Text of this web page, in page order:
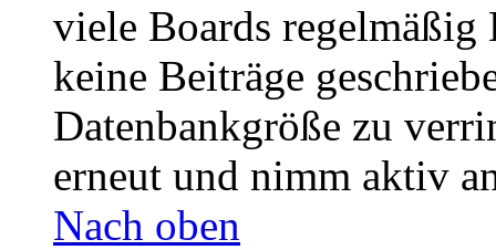
viele Boards
keine Beiträge
Datenbankgröße zu
erneut und nimm aktiv
Nach oben